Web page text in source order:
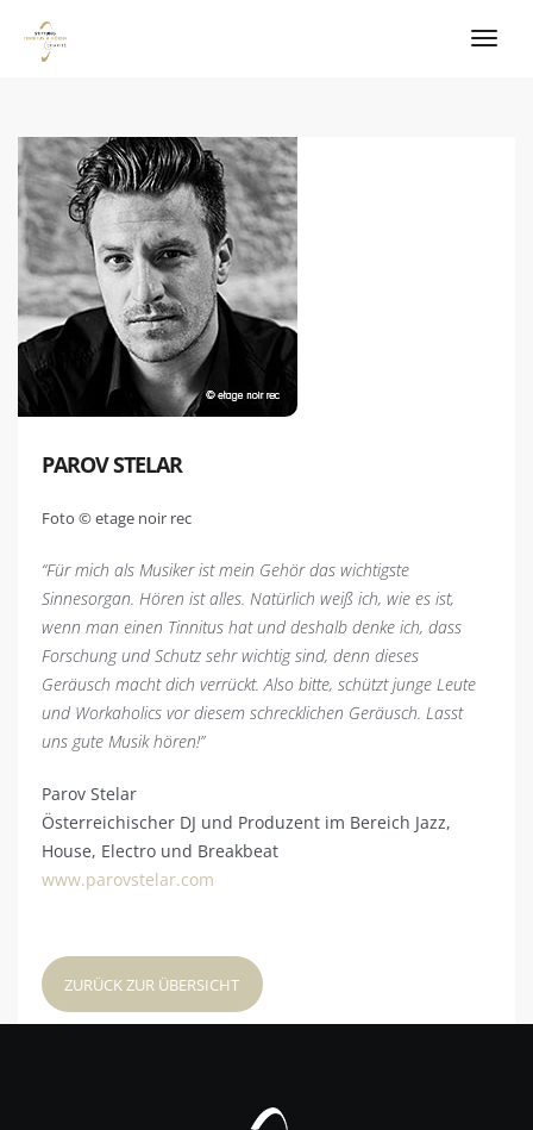
PAROV STELAR
Foto © etage noir rec
“Für mich als Musiker ist mein Gehör das wichtigste
Sinnesorgan. Hören ist alles. Natürlich weiß ich, wie es ist,
wenn man einen Tinnitus hat und deshalb denke ich, dass
Forschung und Schutz sehr wichtig sind, denn dieses
Geräusch macht dich verrückt. Also bitte, schützt junge Leute
und Workaholics vor diesem schrecklichen Geräusch. Lasst
uns gute Musik hören!”
Parov Stelar
Österreichischer DJ und Produzent im Bereich Jazz,
House, Electro und Breakbeat
www.parovstelar.com
ZURÜCK ZUR ÜBERSICHT